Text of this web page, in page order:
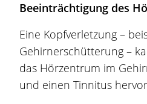
Beeinträchtigung des
Eine Kopfverletzung –
Gehirnerschütterung –
das Hörzentrum im
und einen Tinnitus